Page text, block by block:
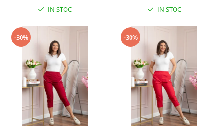
IN STOC IN STOC
-30% -30%